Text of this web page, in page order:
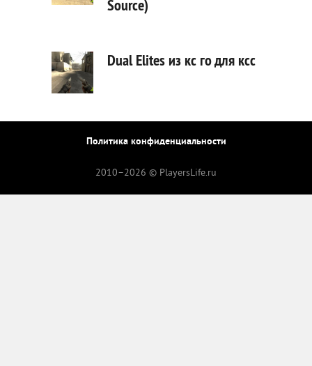
Source)
Dual Elites из кс го для ксс
Политика конфиденциальности
2010–2026 © PlayersLife.ru